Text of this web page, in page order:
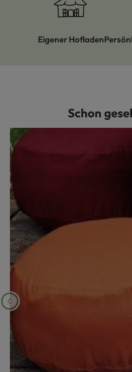
Eigener Hofladen
Produktgalerie überspringen
Schon